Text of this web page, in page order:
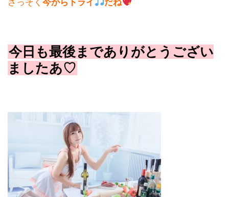
さっそく 今からトライ だね
今日も最後までありがとうござい
ましたあ♡